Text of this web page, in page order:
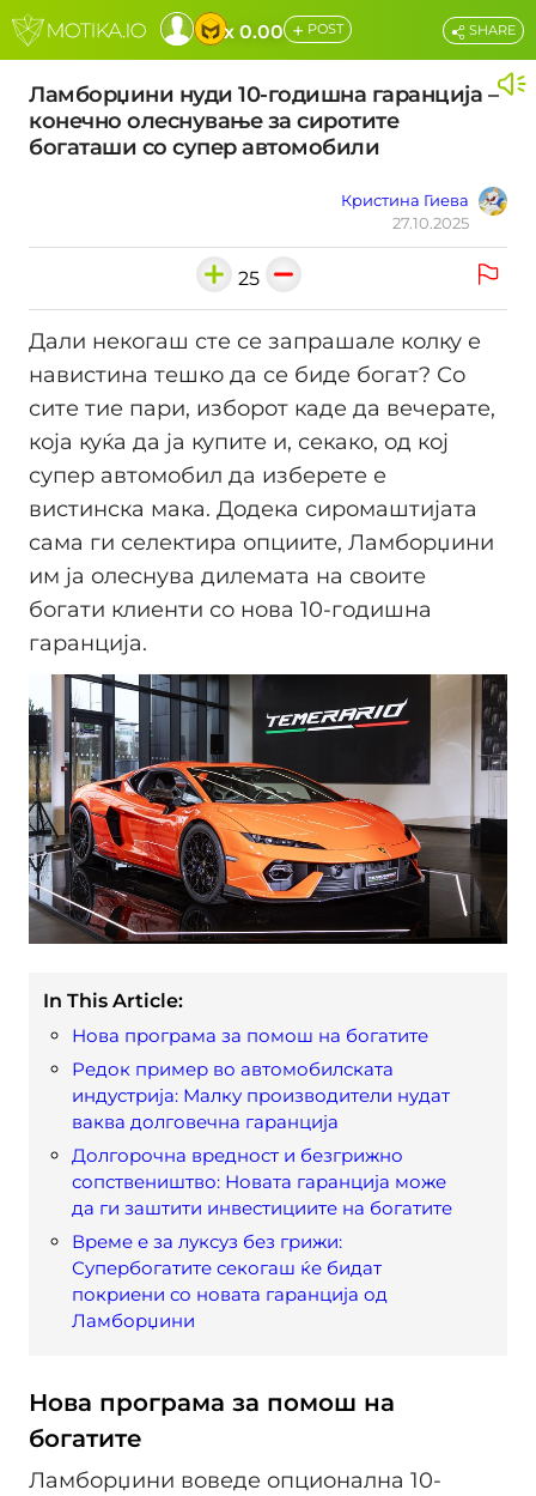
x 0.00 + POST
Ламборџини нуди 10-годишна гаранција –
конечно олеснување за сиротите
богаташи со супер автомобили
Кристина Гиева
27.10.2025
SHARE
25
Дали некогаш сте се запрашале колку е
навистина тешко да се биде богат? Со
сите тие пари, изборот каде да вечерате,
која куќа да ја купите и, секако, од кој
супер автомобил да изберете е
вистинска мака. Додека сиромаштијата
сама ги селектира опциите, Ламборџини
им ја олеснува дилемата на своите
богати клиенти со нова 10-годишна
гаранција.
In This Article:
Нова програма за помош на богатите
Редок пример во автомобилската
индустрија: Малку производители нудат
ваква долговечна гаранција
Долгорочна вредност и безгрижно
сопствеништво: Новата гаранција може
да ги заштити инвестициите на богатите
Време е за луксуз без грижи:
Супербогатите секогаш ќе бидат
покриени со новата гаранција од
Ламборџини
Нова програма за помош на
богатите
Ламборџини воведе опционална 10-